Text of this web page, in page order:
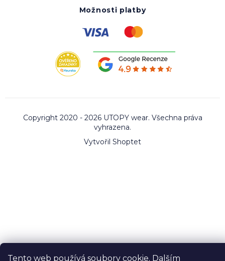
Tento web používá soubory cookie. Dalším
Možnosti platby
Vytvořil Shoptet
Copyright 2020 - 2026 UTOPY wear. Všechna práva
vyhrazena.